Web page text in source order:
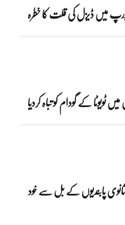
میں ڈیزل کی قلت کا خطرہ
ٹویوٹا کے گودام کو تباہ کردیا
پابندیوں کے بل سے خود